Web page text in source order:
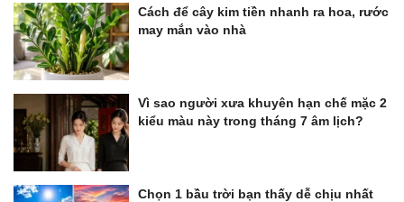
Cách để cây kim tiền nhanh ra hoa, rước
may mắn vào nhà
Vì sao người xưa khuyên hạn chế mặc 2
kiểu màu này trong tháng 7 âm lịch?
Chọn 1 bầu trời bạn thấy dễ chịu nhất